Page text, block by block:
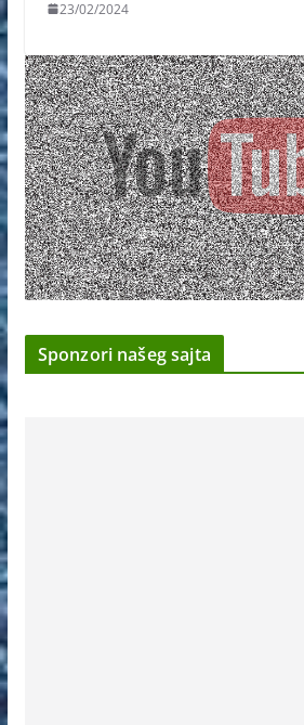
23/02/2024
Sponzori našeg sajta